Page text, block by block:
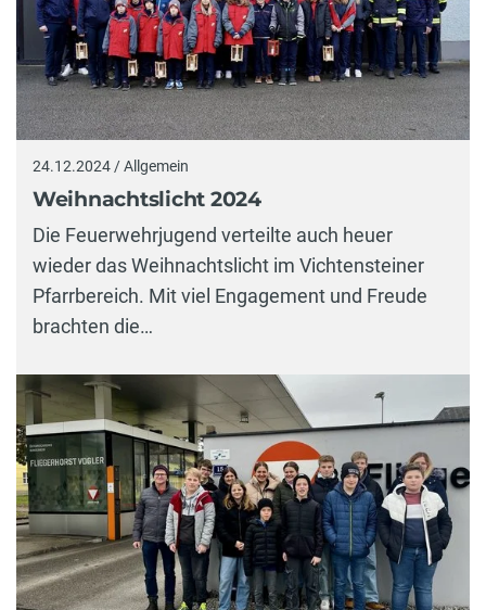
24.12.2024 / Allgemein
Weihnachtslicht 2024
Die Feuerwehrjugend verteilte auch heuer
wieder das Weihnachtslicht im Vichtensteiner
Pfarrbereich. Mit viel Engagement und Freude
brachten die…